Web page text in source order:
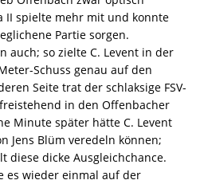
II spielte mehr mit und konnte
Partie sorgen.
auch; so zielte C. Levent in der
Schuss genau auf den
Seite trat der schlaksige FSV-
in den Offenbacher
Minute später hätte C. Levent
Jens Blüm veredeln können;
diese dicke Ausgleichchance.
es wieder einmal auf der